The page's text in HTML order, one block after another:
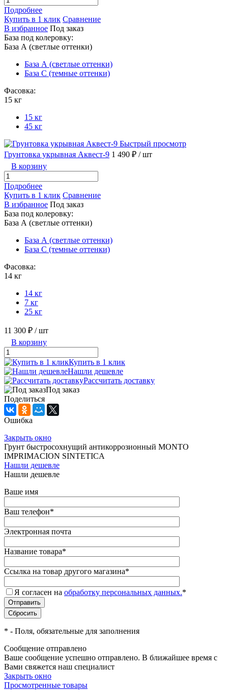
Подробнее
Купить в 1 клик Сравнение
В избранное Под заказ
База под колеровку:
База А (светлые оттенки)
База А (светлые оттенки)
База С (темные оттенки)
Фасовка:
15 кг
15 кг
45 кг
Быстрый просмотр
Грунтовка укрывная Аквест-9 1 490 ₽ / шт
В корзину
Подробнее
Купить в 1 клик Сравнение
В избранное Под заказ
База под колеровку:
База А (светлые оттенки)
База А (светлые оттенки)
База С (темные оттенки)
Фасовка:
14 кг
14 кг
7 кг
25 кг
11 300 ₽ / шт
В корзину
Купить в 1 клик
Нашли дешевле
Рассчитать доставку
Под заказ
Поделиться
Ошибка
Закрыть окно
Грунт быстросохнущий антикоррозионный MONTO
IMPRIMACION SINTETICA
Нашли дешевле
Нашли дешевле
Ваше имя
Ваш телефон*
Электронная почта
Название товара*
Ссылка на товар другого магазина*
Я согласен на обработку персональных данных.*
* - Поля, обязательные для заполнения
Сообщение отправлено
Ваше сообщение успешно отправлено. В ближайшее время с
Вами свяжется наш специалист
Закрыть окно
Просмотренные товары